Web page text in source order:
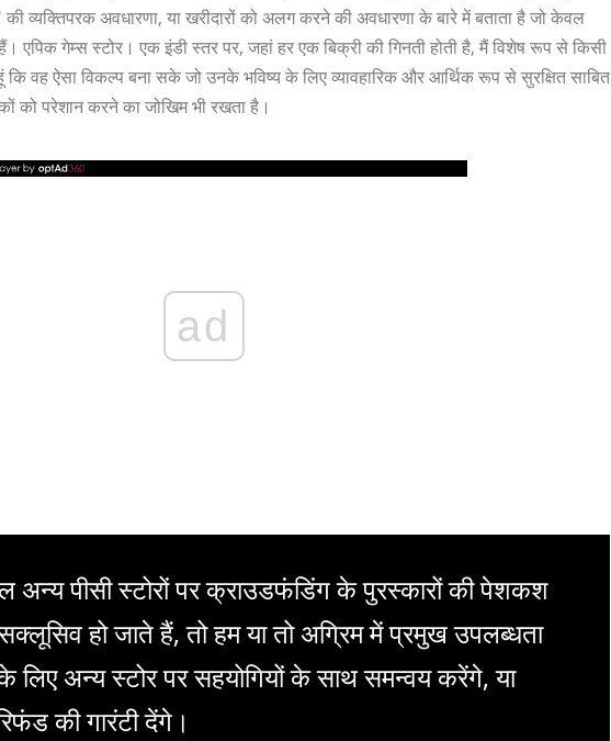
की व्यक्तिपरक अवधारणा, या खरीदारों को अलग करने की अवधारणा के बारे में बताता है जो केवल
एपिक गेम्स स्टोर। एक इंडी स्तर पर, जहां हर एक बिक्री की गिनती होती है, मैं विशेष रूप से किसी
कि वह ऐसा विकल्प बना सके जो उनके भविष्य के लिए व्यावहारिक और आर्थिक रूप से सुरक्षित साबित
को परेशान करने का जोखिम भी रखता है।
ad
पीसी स्टोरों पर क्राउडफंडिंग के पुरस्कारों की पेशकश
हो जाते हैं, तो हम या तो अग्रिम में प्रमुख उपलब्धता
लिए अन्य स्टोर पर सहयोगियों के साथ समन्वय करेंगे, या
की गारंटी देंगे।